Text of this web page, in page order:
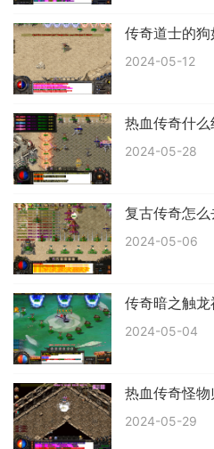
传奇道士的
2024-05-12
热血传奇什
2024-05-28
复古传奇怎
2024-05-06
传奇暗之触
2024-05-04
热血传奇怪
2024-05-29